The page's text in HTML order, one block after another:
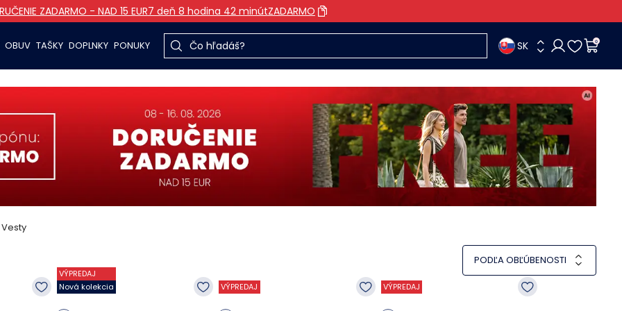
ZADARMO - NAD 15 EUR7 deň 8 hodina 42 minútZADARMO
OBUV TAŠKY DOPLNKY PONUKY SK 0
Vesty
PODĽA OBĽÚBENOSTI
VÝPREDAJ
Nová kolekcia
VÝPREDAJ VÝPREDAJ